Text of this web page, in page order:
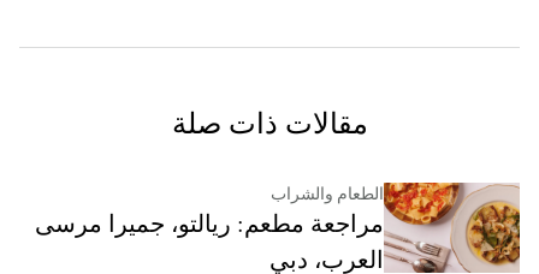
مقالات ذات صلة
الطعام والشراب
مراجعة مطعم: ريالتو، جميرا مرسى
العرب، دبي